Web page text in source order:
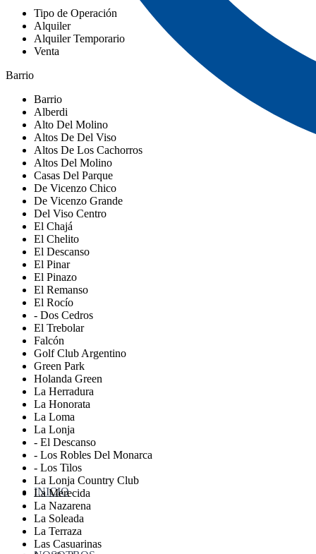
INICIO
Tipo de Operación
Alquiler
Alquiler Temporario
Venta
Barrio
Barrio
Alberdi
Alto Del Molino
Altos De Del Viso
Altos De Los Cachorros
Altos Del Molino
Casas Del Parque
De Vicenzo Chico
De Vicenzo Grande
Del Viso Centro
El Chajá
El Chelito
El Descanso
El Pinar
El Pinazo
El Remanso
El Rocío
- Dos Cedros
El Trebolar
Falcón
Golf Club Argentino
Green Park
Holanda Green
La Herradura
La Honorata
La Loma
La Lonja
- El Descanso
- Los Robles Del Monarca
- Los Tilos
La Lonja Country Club
La Merecida
La Nazarena
La Soleada
La Terraza
Las Casuarinas